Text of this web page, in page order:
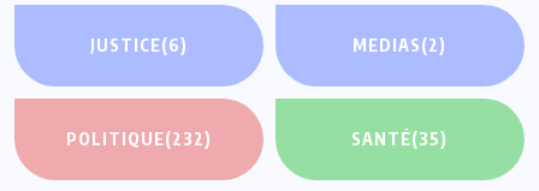
JUSTICE(6) MEDIAS(2)
POLITIQUE(232) SANTÉ(35)